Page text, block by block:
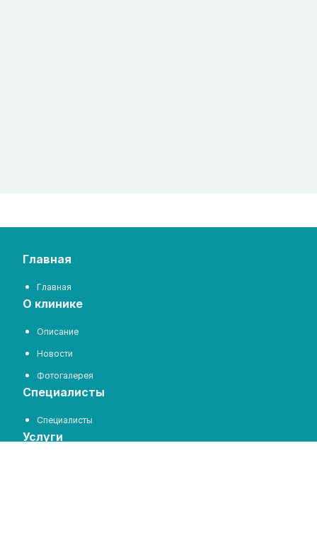
главная
Главная
о клинике
Описание
Новости
Фотогалерея
специалисты
Специалисты
услуги